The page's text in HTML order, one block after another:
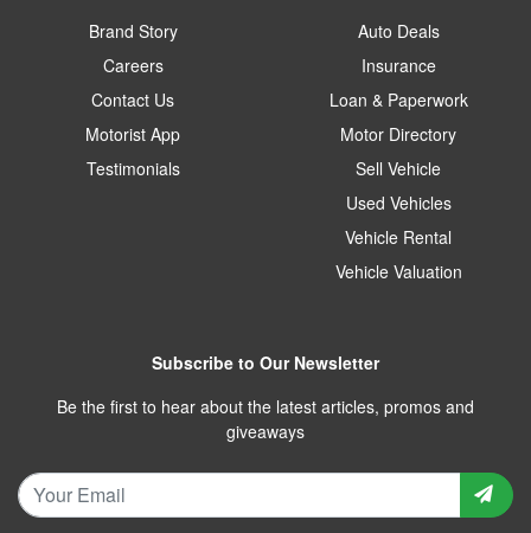
Brand Story
Careers
Contact Us
Motorist App
Testimonials
Auto Deals
Insurance
Loan & Paperwork
Motor Directory
Sell Vehicle
Used Vehicles
Vehicle Rental
Vehicle Valuation
Subscribe to Our Newsletter
Be the first to hear about the latest articles, promos and
giveaways